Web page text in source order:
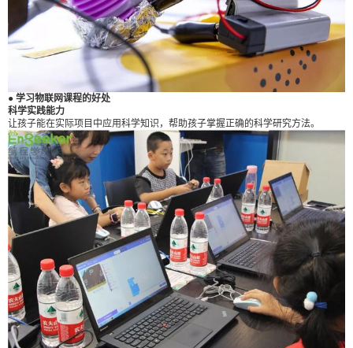
● 学习物联网课程的好处
科学实践能力
让孩子能在实际项目中应用科学知识，帮助孩子掌握正确的科学研究方法。
立刻支付
6位以上
忘记密码？